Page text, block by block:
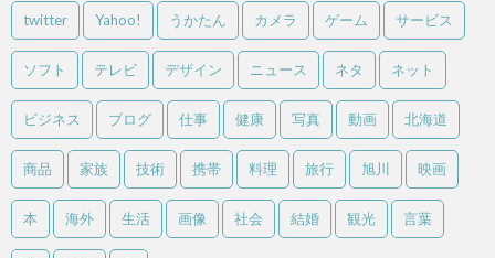
twitter Yahoo! うかたん カメラ ゲーム サービス
ソフト テレビ デザイン ニュース ネタ ネット
ビジネス ブログ 仕事 健康 写真 動画 北海道
商品 家族 技術 携帯 料理 旅行 旭川 映画
本 海外 生活 画像 社会 結婚 観光 言葉